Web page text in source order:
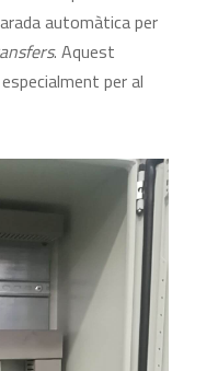
automàtica per
. Aquest
per al